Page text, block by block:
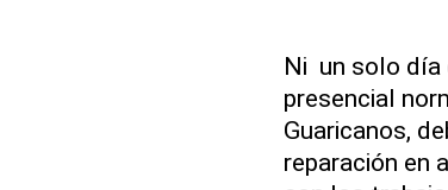
Ni un solo día
presencial
Guaricanos,
reparación en